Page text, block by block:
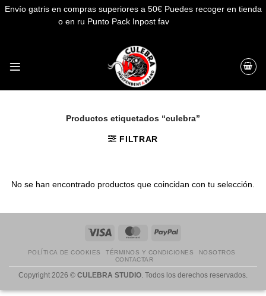
Envío gatris en compras superiores a 50€ Puedes recoger en tienda
o en ru Punto Pack Inpost fav
contenido
Productos etiquetados “culebra”
FILTRAR
No se han encontrado productos que coincidan con tu selección.
MasterCardPayPal
POLÍTICA DE COOKIES TÉRMINOS Y CONDICIONES
NOSOTROS
CONTACTAR
Copyright 2026 © CULEBRA STUDIO . Todos los derechos reservados.